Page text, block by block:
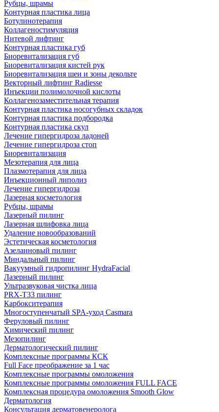
Рубцы, шрамы
Контурная пластика лица
Ботулинотерапия
Коллагеностимуляция
Нитевой лифтинг
Контурная пластика губ
Биоревитализация губ
Биоревитализация кистей рук
Биоревитализация шеи и зоны декольте
Векторный лифтинг Radiesse
Инъекции полимолочной кислоты
Коллагенозаместительная терапия
Контурная пластика носогубных складок
Контурная пластика подбородка
Контурная пластика скул
Лечение гипергидроза ладоней
Лечение гипергидроза стоп
Биоревитализация
Мезотерапия для лица
Плазмотерапия для лица
Инъекционный липолиз
Лечение гипергидроза
Лазерная косметология
Рубцы, шрамы
Лазерный пилинг
Лазерная шлифовка лица
Удаление новообразований
Эстетическая косметология
Азелаиновый пилинг
Миндальный пилинг
Вакуумный гидропилинг HydraFacial
Лазерный пилинг
Ультразвуковая чистка лица
PRX-T33 пилинг
Карбокситерапия
Многоступенчатый SPA-уход Сasmara
Феруловый пилинг
Химический пилинг
Мезопилинг
Дерматологический пилинг
Комплексные программы КСК
Full Face преображение за 1 час
Комплексные программы омоложения
Комплексные программы омоложения FULL FACE
Комплексная процедура омоложения Smooth Glow
Дерматология
Консультация дерматовенеролога